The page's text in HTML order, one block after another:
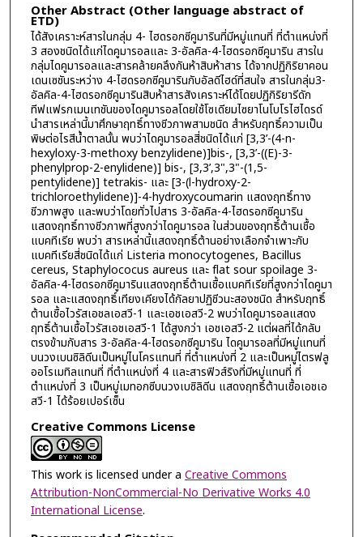
Other Abstract (Other language abstract of
ETD)
ได้สังเคราะห์สารในกลุ่ม 4- ไฮดรอกซีคูมารินที่มีหมู่แทนที่ ที่ตำแหน่งที่
3 สองชนิดได้แก่ไดคูมารอลและ 3-อัลคิล-4-ไฮดรอกซีคูมาริน สารใน
กลุ่มไดคูมารอลและสารคล้ายคลึงกันห้าสิบห้าสาร ได้จากปฏิกิริยาคอน
เดนเซชันระหว่าง 4-ไฮดรอกซีคูมารินกับอัลดีไฮด์ที่สนใจ สารในกลุ่ม3-
อัลคิล-4-ไฮดรอกซีคูมารินสิบห้าสารสังเคราะห์ได้โดยปฏิกิริยารีดัก
ทีฟแฟรกเมนเทชันของไดคูมารอลโดยใช้โซเดียมไซยาโนโบโรไฮไดรด์
นำสารเหล่านี้มาศึกษาฤทธิ์ทางชีวภาพสามชนิด สำหรับฤทธิ์ความเป็น
พิษต่อไรสีน้ำตาลนั้น พบว่าไดคูมารอลสี่ชนิดได้แก่ [3,3’-(4-n-
hexyloxy-3-methoxy benzylidene)]bis-, [3,3’-((E)-3-
phenylprop-2-enylidene)] bis-, [3,3’,3",3"-(1,5-
pentylidene)] tetrakis- และ [3-(l-hydroxy-2-
trichloroethylidene)]-4-hydroxycoumarin แสดงฤทธิ์ทาง
ชีวภาพสูง และพบว่าโดยทั่วไปสาร 3-อัลคิล-4-ไฮดรอกซีคูมาริน
แสดงฤทธิ์ทางชีวภาพที่สูงกว่าไดคูมารอล ในส่วนของฤทธิ์ต้านเชื้อ
แบคทีเรีย พบว่า สารเหล่านี้แสดงฤทธิ์ต้านอย่างเลือกจำเพาะกับ
แบคทีเรียสี่ชนิดได้แก่ Listeria monocytogenes, Bacillus
cereus, Staphylococus aureus และ flat sour spoilage 3-
อัลคิล-4-ไฮดรอกซีคูมารินแสดงฤทธิ์ต้านเชื้อแบคทีเรียที่สูงกว่าไดคูมา
รอล และแสดงฤทธิ์เทียงเคียงได้กัลยาปฏิชีวนะสองชนิด สำหรับฤทธิ์
ต้านเชื้อไวรัสเอชลเอสวี-1 และเอชเอสวี-2 พบว่าไดคูมารอลแสดง
ฤทธิ์ต้านเชื้อไวรัสเอชเอสวี-1 ได้สูงกว่า เอชเอสวี-2 แต่ผลที่ได้กลับ
ตรงข้ามกับสาร 3-อัลคิล-4-ไฮดรอกซีคูมาริน ไดคูมารอลที่มีหมู่แทนที่
บนวงเบนซิลิดีนเป็นหมู่ไนโครแทนที่ ที่ตำแหน่งที่ 2 และเป็นหมู่ไตรฟลู
ออโรเมทิลแทนที่ ที่ตำแหน่งที่ 4 และสารฟิวส์ริงที่มีหมู่แทนที่ ที่
ตำแหน่งที่ 3 เป็นหมู่เมทอกซีบนวงเบซิลิดีน แสดงฤทธิ์ต้านเชื้อเอชเอ
สวี-1 ได้ร้อยเปอร์เซ็น
Creative Commons License
This work is licensed under a Creative Commons
Attribution-NonCommercial-No Derivative Works 4.0
International License.